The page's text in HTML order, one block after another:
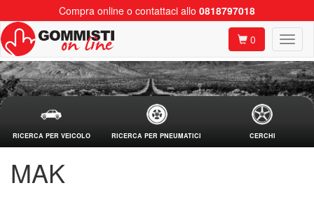
Compra online o contattaci allo 0818797018
0
RICERCA PER VEICOLO RICERCA PER PNEUMATICI CERCHI
MAK